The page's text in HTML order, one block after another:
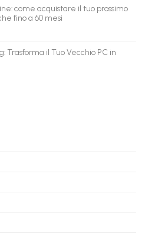
come acquistare il tuo prossimo
fino a 60 mesi
Trasforma il Tuo Vecchio PC in